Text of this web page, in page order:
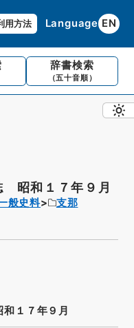
用方法 Language EN
辞書検索
（五十音順）
昭和１７年９月
般史料
支那
１７年９月